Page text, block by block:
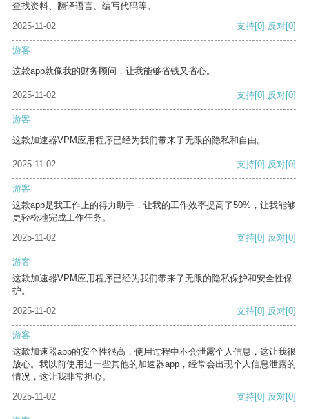
查找资料、翻译语言、编写代码等。
2025-11-02
支持[0] 反对[0]
游客
这款app就像我的财务顾问，让我能够省钱又省心。
2025-11-02 支持[0] 反对[0]
游客
这款加速器VPM应用程序已经为我们带来了无限的隐私和自由。
2025-11-02 支持[0] 反对[0]
游客
这款app是我工作上的得力助手，让我的工作效率提高了50%，让我能够
更轻松地完成工作任务。
2025-11-02
支持[0] 反对[0]
游客
这款加速器VPM应用程序已经为我们带来了无限的隐私保护和安全性保
护。
2025-11-02
支持[0] 反对[0]
游客
这款加速器app的安全性很高，使用过程中不会泄露个人信息，这让我很
放心。我以前使用过一些其他的加速器app，经常会出现个人信息泄露的
情况，这让我非常担心。
2025-11-02
支持[0] 反对[0]